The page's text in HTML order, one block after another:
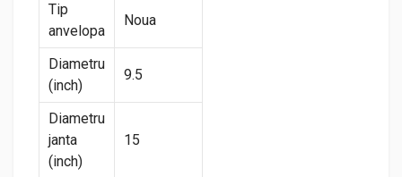
Tip
anvelopa
Noua
Diametru
(inch)
9.5
Diametru
janta
(inch)
15